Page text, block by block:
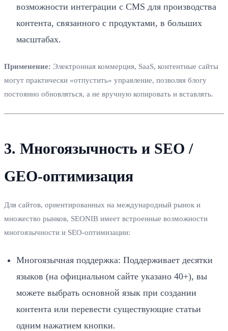
возможности интеграции с CMS для производства
контента, связанного с продуктами, в больших
масштабах.
Применение: Электронная коммерция, SaaS, контентные сайты
могут практически «отпустить» управление, позволяя блогу
постоянно обновляться, а не вручную копировать и вставлять.
3. Многоязычность и SEO /
GEO-оптимизация
Для сайтов, ориентированных на международный рынок и
множество рынков, SEONIB имеет встроенные возможности
многоязычности и SEO-оптимизации:
Многоязычная поддержка: Поддерживает десятки
языков (на официальном сайте указано 40+), вы
можете выбрать основной язык при создании
контента или перевести существующие статьи
одним нажатием кнопки.